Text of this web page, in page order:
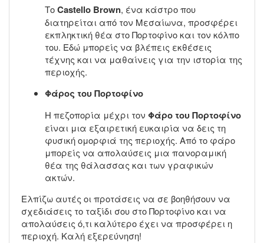
ΤοCastello Brown, ένα κάστρο που
διατηρείται από τον Μεσαίωνα, προσφέρει
εκπληκτική θέα στο Πορτοφίνο και τον κόλπο
του. Εδώ μπορείς να βλέπεις εκθέσεις
τέχνης και να μαθαίνεις για την ιστορία της
περιοχής.
Φάρος του Πορτοφίνο
Η πεζοπορία μέχρι τον Φάρο του Πορτοφίνο
είναι μια εξαιρετική ευκαιρία να δεις τη
φυσική ομορφιά της περιοχής. Από το φάρο
μπορείς να απολαύσεις μια πανοραμική
θέα της θάλασσας και των γραφικών
ακτών.
Ελπίζω αυτές οι προτάσεις να σε βοηθήσουν να
σχεδιάσεις το ταξίδι σου στο Πορτοφίνο και να
απολαύσεις ό,τι καλύτερο έχει να προσφέρει η
περιοχή. Καλή εξερεύνηση!